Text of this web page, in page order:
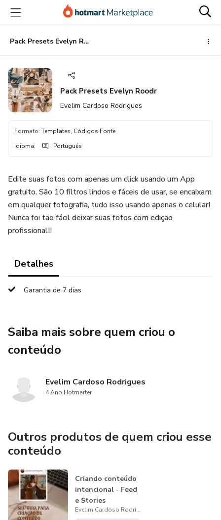
para
conteúdo
principal
para
pagamento
para
rodapé
Pack Presets Evelyn Roodr
Pack Presets Evelyn Roodr
Evelim Cardoso Rodrigues
Formato: Templates, Códigos Fonte
Idioma: Português
Edite suas fotos com apenas um click usando um App
gratuito. São 10 filtros lindos e fáceis de usar, se encaixam
em qualquer fotografia, tudo isso usando apenas o celular!
Nunca foi tão fácil deixar suas fotos com edição
profissional!!
Detalhes
Garantia de 7 dias
Saiba mais sobre quem criou o
conteúdo
Evelim Cardoso Rodrigues
4 Ano Hotmarter
Outros produtos de quem criou esse
conteúdo
Criando conteúdo
intencional - Feed
e Stories
Evelim Cardoso Rodrigues